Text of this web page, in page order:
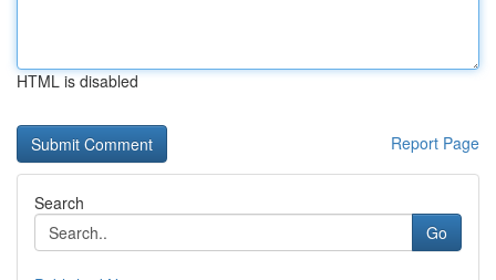
HTML is disabled
Report Page
Search
Go